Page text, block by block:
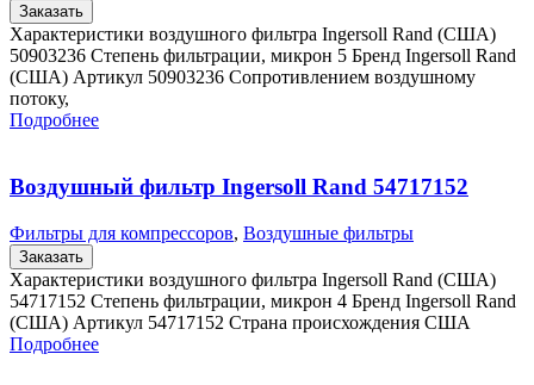
Заказать
Характеристики воздушного фильтра Ingersoll Rand (США)
50903236 Степень фильтрации, микрон 5 Бренд Ingersoll Rand
(США) Артикул 50903236 Сопротивлением воздушному
потоку,
Подробнее
Воздушный фильтр Ingersoll Rand 54717152
Фильтры для компрессоров, Воздушные фильтры
Заказать
Характеристики воздушного фильтра Ingersoll Rand (США)
54717152 Степень фильтрации, микрон 4 Бренд Ingersoll Rand
(США) Артикул 54717152 Страна происхождения США
Подробнее